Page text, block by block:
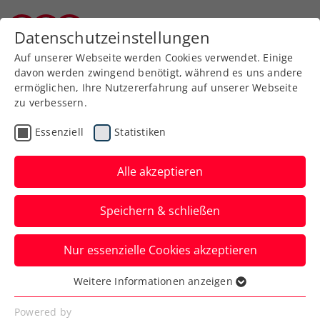
Zurück zur Newsübersicht
Turniere
ATP Monte-Carlo: Ofner
findet erneut in Zverev
seinen Meister
Trotz starker Gegenwehr verliert
Österreichs Nummer eins das vierte Duell
mit Deutschlands Nummer eins.
Verfasst von: Manuel Wachta, 09.04.2024
Datenschutzeinstellungen
Auf unserer Webseite werden Cookies verwendet. Einige
davon werden zwingend benötigt, während es uns andere
ermöglichen, Ihre Nutzererfahrung auf unserer Webseite
zu verbessern.
Essenziell Statistiken
Alle akzeptieren
Speichern & schließen
Nur essenzielle Cookies akzeptieren
Essenziell
Essenzielle Cookies werden für grundlegende
Weitere Informationen anzeigen
Powered by